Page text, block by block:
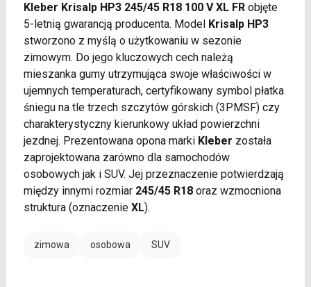
Kleber Krisalp HP3 245/45 R18 100 V XL FRobjęte
5-letnią gwarancją producenta. Model Krisalp HP3
stworzono z myślą o użytkowaniu w sezonie
zimowym. Do jego kluczowych cech należą
mieszanka gumy utrzymująca swoje właściwości w
ujemnych temperaturach, certyfikowany symbol płatka
śniegu na tle trzech szczytów górskich (3PMSF) czy
charakterystyczny kierunkowy układ powierzchni
jezdnej. Prezentowana opona marki Kleber została
zaprojektowana zarówno dla samochodów
osobowych jak i SUV. Jej przeznaczenie potwierdzają
między innymi rozmiar 245/45 R18oraz wzmocniona
struktura (oznaczenie XL).
zimowa osobowa SUV